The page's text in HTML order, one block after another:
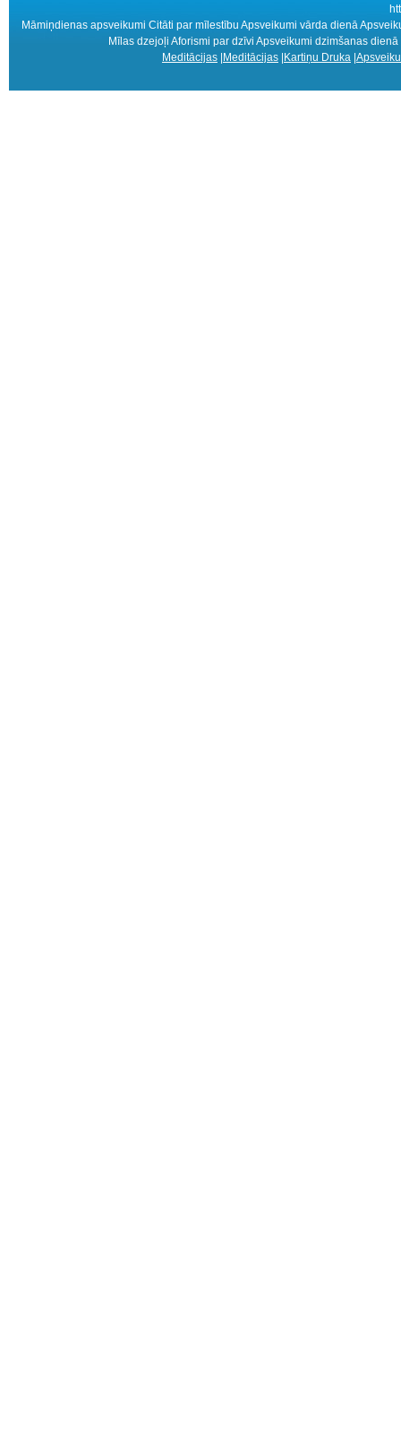
Māmiņdienas apsveikumi Citāti par mīlestību Apsveikumi vārda dienā
Mīlas dzejoļi Aforismi par dzīvi Apsveikumi dzimšanas
Meditācijas Meditācijas Kartiņu Druka